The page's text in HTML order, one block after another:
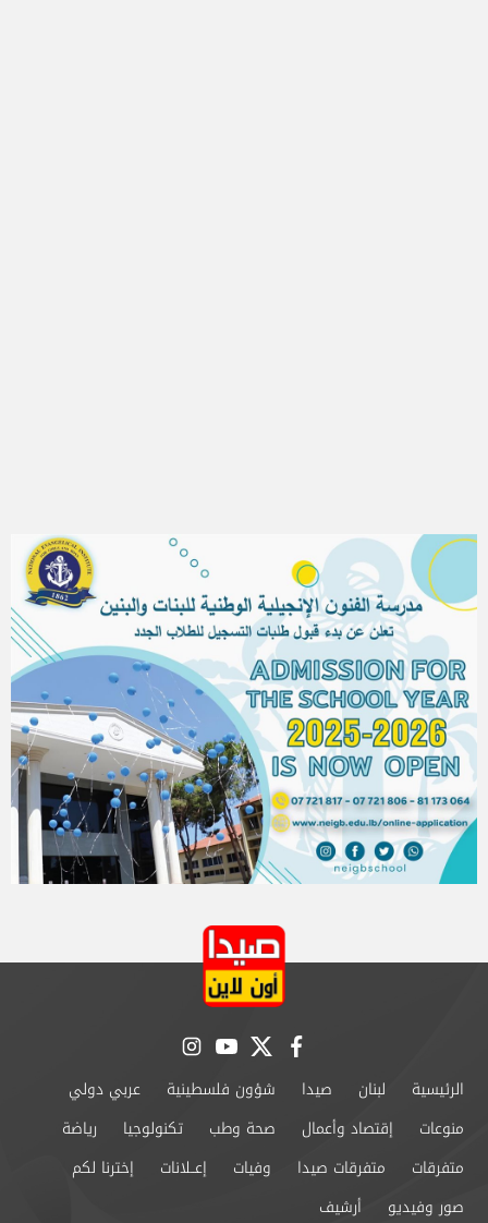
facebook
twitter
youtube
instagram
الرئيسية لبنان صيدا شؤون فلسطينية
عربي دولي
منوعات
إقتصاد وأعمال صحة وطب تكنولوجيا
رياضة
متفرقات
متفرقات صيدا وفيات إعــلانات
إخترنا لكم
صور وفيديو
أرشيف